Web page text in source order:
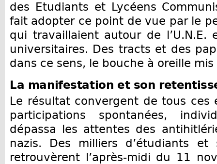
des Etudiants et Lycéens
fait adopter ce point de vue par le
qui travaillaient autour de l’U.N.E.
universitaires. Des tracts et des
dans ce sens, le bouche à oreille
La manifestation et son
Le résultat convergent de tous ces
participations spontanées,
dépassa les attentes des
nazis. Des milliers d’étudiants
retrouvèrent l’après-midi du 11